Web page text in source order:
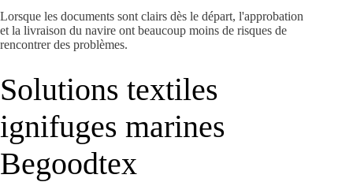
Lorsque les documents sont clairs dès le départ, l'approbation
et la livraison du navire ont beaucoup moins de risques de
rencontrer des problèmes.
Solutions textiles
ignifuges marines
Begoodtex